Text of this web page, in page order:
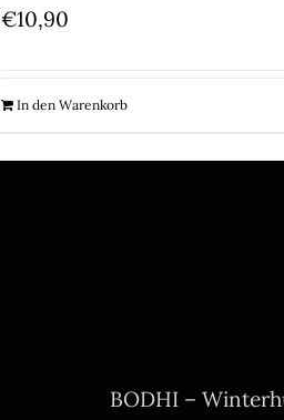
€10,90
In den Warenkorb
BODHI –